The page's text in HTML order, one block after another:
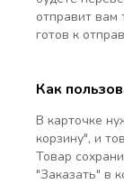
отправит вам
готов к
Как
В карточке
корзину", и
Товар
"Заказать" в